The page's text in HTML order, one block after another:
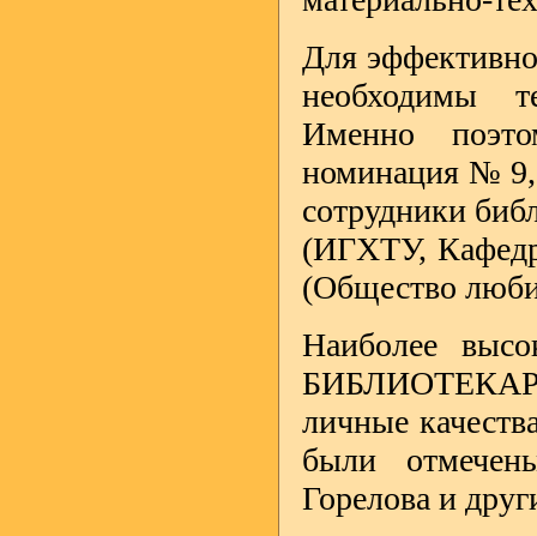
Для
необходимы
Именно
номинация №
сотрудники
(ИГХТУ,
(Общество
Наиболее
личные
были
Горелова и